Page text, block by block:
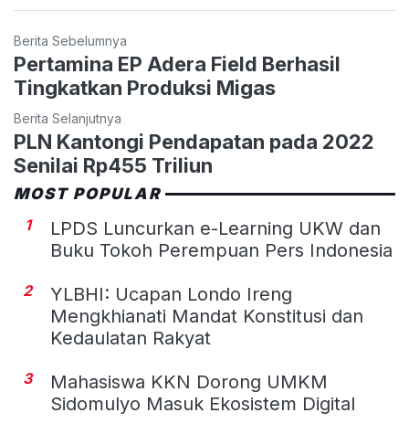
Berita Sebelumnya
Pertamina EP Adera Field Berhasil
Tingkatkan Produksi Migas
Berita Selanjutnya
PLN Kantongi Pendapatan pada 2022
Senilai Rp455 Triliun
MOST POPULAR
1
LPDS Luncurkan e-Learning UKW dan
Buku Tokoh Perempuan Pers Indonesia
2
YLBHI: Ucapan Londo Ireng
Mengkhianati Mandat Konstitusi dan
Kedaulatan Rakyat
3
Mahasiswa KKN Dorong UMKM
Sidomulyo Masuk Ekosistem Digital